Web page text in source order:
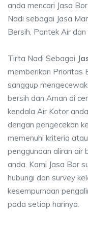
anda mencari Jasa
Nadi sebagai Jasa
Bersih, Pantek Air dan
Tirta Nadi Sebagai
memberikan Prioritas
sanggup
bersih dan Aman di
kendala Air Kotor
dengan pengecekan
memenuhi kriteria
penggunaan aliran air
anda. Kami Jasa Bor
hubungi dan survey
kesempurnaan
pada setiap harinya.